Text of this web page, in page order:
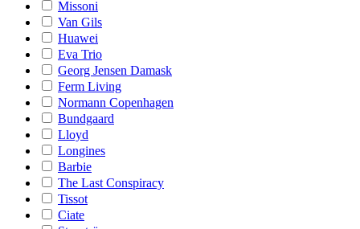
Missoni
Van Gils
Huawei
Eva Trio
Georg Jensen Damask
Ferm Living
Normann Copenhagen
Bundgaard
Lloyd
Longines
Barbie
The Last Conspiracy
Tissot
Ciate